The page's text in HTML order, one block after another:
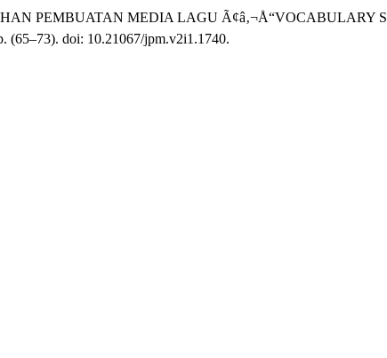
PEMBUATAN MEDIA LAGU
(65–73). doi: 10.21067/jpm.v2i1.1740.